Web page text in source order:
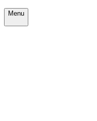
Menu